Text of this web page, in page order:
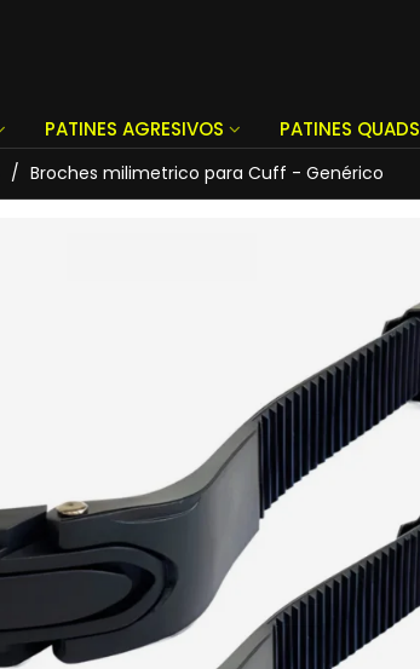
PATINES AGRESIVOS PATINES QUADS
/ Broches milimetrico para Cuff - Genérico